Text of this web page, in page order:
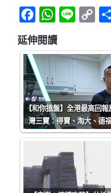
Facebook
Line
延伸閱讀
【和你搵盤】全港最高回
灣三寶：得寶、淘大、德